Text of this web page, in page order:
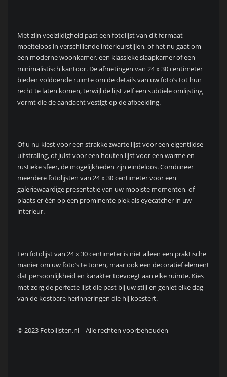
Met zijn veelzijdigheid past een fotolijst van dit formaat
moeiteloos in verschillende interieurstijlen, of het nu gaat om
een moderne woonkamer, een klassieke slaapkamer of een
minimalistisch kantoor. De afmetingen van 24 x 30 centimeter
bieden voldoende ruimte om de details van uw foto’s tot hun
recht te laten komen, terwijl de lijst zelf een subtiele omlijsting
vormt die de aandacht vestigt op de afbeelding.
Of u nu kiest voor een strakke zwarte lijst voor een eigentijdse
uitstraling, of juist voor een houten lijst voor een warme en
rustieke sfeer, de mogelijkheden zijn eindeloos. Combineer
meerdere fotolijsten van 24 x 30 centimeter voor een
galeriewaardige presentatie van uw mooiste momenten, of
plaats er één op een prominente plek als eyecatcher in uw
interieur.
Een fotolijst van 24 x 30 centimeter is niet alleen een praktische
manier om uw foto’s te tonen, maar ook een decoratief element
dat persoonlijkheid en karakter toevoegt aan elke ruimte. Kies
met zorg de perfecte lijst die past bij uw stijl en geniet elke dag
van de kostbare herinneringen die hij koestert.
© 2023 Fotolijsten.nl – Alle rechten voorbehouden